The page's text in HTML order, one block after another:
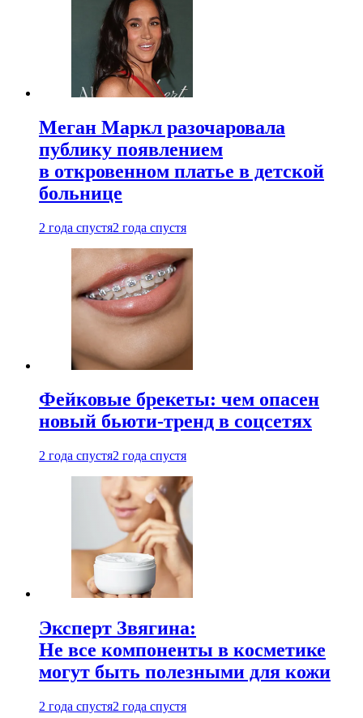
Меган Маркл разочаровала
публику появлением
в откровенном платье в детской
больнице
2 года спустя2 года спустя
Фейковые брекеты: чем опасен
новый бьюти-тренд в соцсетях
2 года спустя2 года спустя
Эксперт Звягина:
Не все компоненты в косметике
могут быть полезными для кожи
2 года спустя2 года спустя